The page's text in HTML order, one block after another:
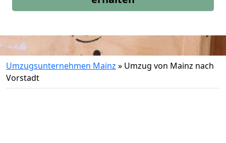
Umzugsunternehmen Mainz » Umzug von Mainz nach
Vorstadt